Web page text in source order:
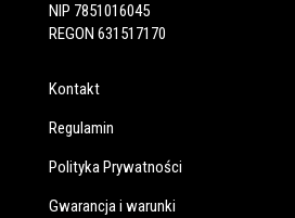
NIP 7851016045
REGON 631517170
Kontakt
Regulamin
Polityka Prywatności
Gwarancja i warunki